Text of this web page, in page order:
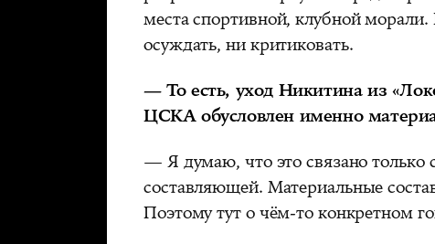
места спортивной, клубной
осуждать, ни критиковать.
— То есть, уход Никитина из
ЦСКА обусловлен именно
— Я думаю, что это связано только
составляющей. Материальные
Поэтому тут о чём-то конкретном